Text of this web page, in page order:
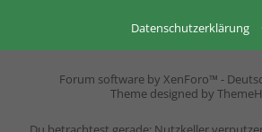
Datenschutzerklärung
Forum software by XenForo™ -
Theme designed by